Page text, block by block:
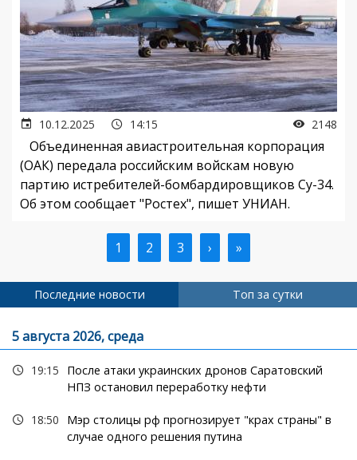
10.12.2025 14:15 2148
Объединенная авиастроительная корпорация
(ОАК) передала российским войскам новую
партию истребителей-бомбардировщиков Су-34.
Об этом сообщает "Ростех", пишет УНИАН.
Текущая
страница
1 Страница
2 Страница
3 Следующая
страница
› Последняя
страница
»
Последние новости Топ за сутки
5 августа 2026, среда
19:15
После атаки украинских дронов Саратовский
НПЗ остановил переработку нефти
18:50
Мэр столицы рф прогнозирует "крах страны" в
случае одного решения путина